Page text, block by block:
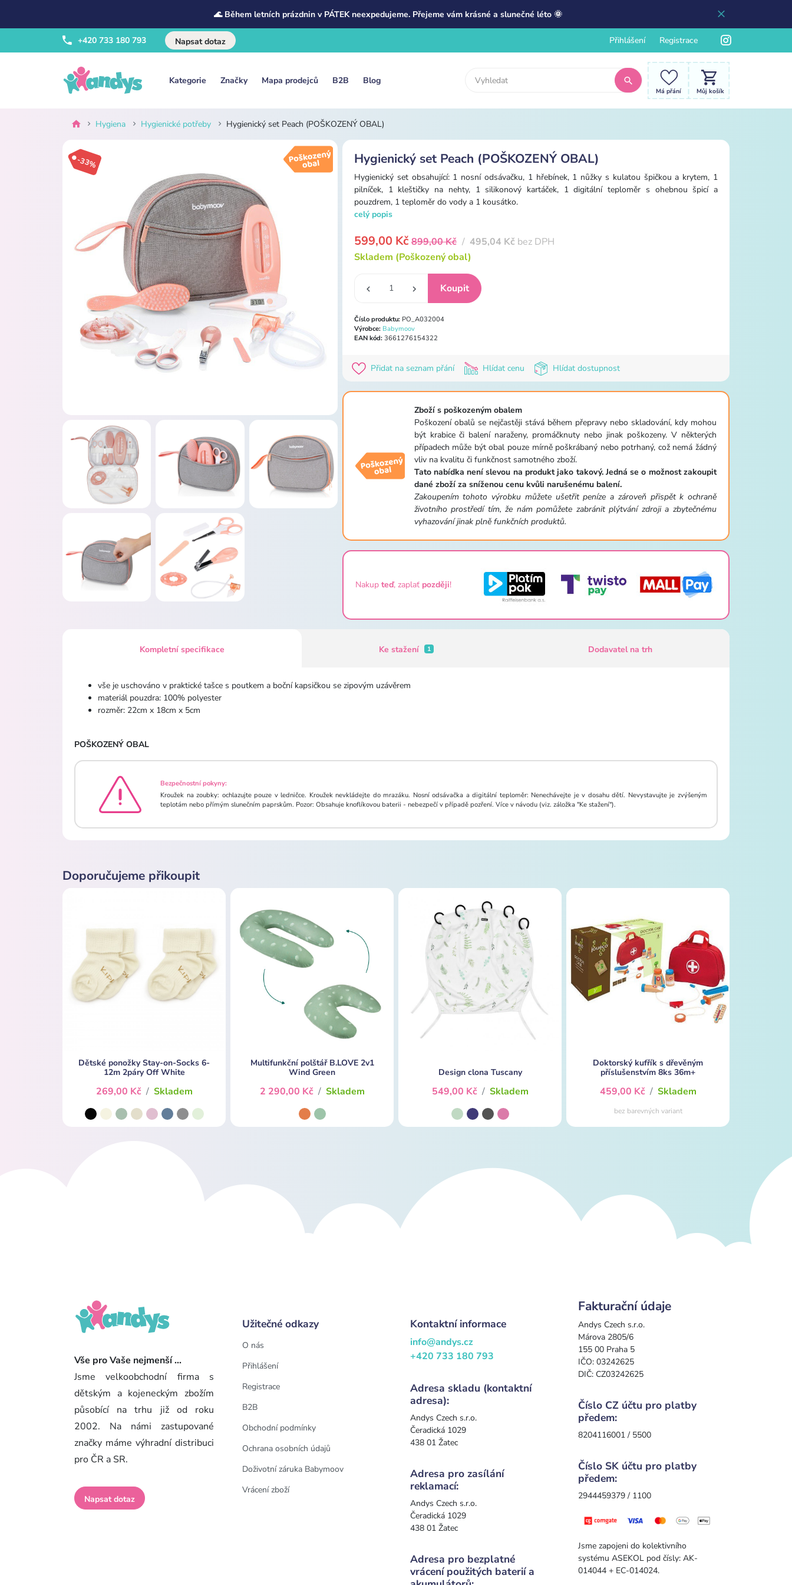
🌊 Během letních prázdnin v PÁTEK neexpedujeme. Přejeme vám krásné a slunečné léto 🌞
+420 733 180 793 Napsat dotaz Přihlášení Registrace
Kategorie Značky Mapa prodejců B2B Blog
Má přání Můj košík
Hygiena Hygienické potřeby Hygienický set Peach (POŠKOZENÝ OBAL)
-33% Hygienický set Peach (POŠKOZENÝ OBAL)
Hygienický set obsahující: 1 nosní odsávačku, 1 hřebínek, 1 nůžky s kulatou špičkou a krytem, 1
pilníček, 1 kleštičky na nehty, 1 silikonový kartáček, 1 digitální teploměr s ohebnou špicí a
pouzdrem, 1 teploměr do vody a 1 kousátko.
celý popis
599,00 Kč 899,00 Kč / 495,04 Kč bez DPH
Skladem (Poškozený obal)
Číslo produktu: PO_A032004
Výrobce: Babymoov
EAN kód: 3661276154322
Přidat na seznam přání Hlídat cenu Hlídat dostupnost
Zboží s poškozeným obalem
Poškození obalů se nejčastěji stává během přepravy nebo skladování, kdy mohou
být krabice či balení naraženy, promáčknuty nebo jinak poškozeny. V některých
případech může být obal pouze mírně poškrábaný nebo potrhaný, což nemá žádný
vliv na kvalitu či funkčnost samotného zboží.
Tato nabídka není slevou na produkt jako takový. Jedná se o možnost zakoupit
dané zboží za sníženou cenu kvůli narušenému balení.
Zakoupením tohoto výrobku můžete ušetřit peníze a zároveň přispět k ochraně
životního prostředí tím, že nám pomůžete zabránit plýtvání zdroji a zbytečnému
vyhazování jinak plně funkčních produktů.
Nakup teď, zaplať později!
Kompletní specifikace Ke stažení 1 Dodavatel na trh
vše je uschováno v praktické tašce s poutkem a boční kapsičkou se zipovým uzávěrem
materiál pouzdra: 100% polyester
rozměr: 22cm x 18cm x 5cm
POŠKOZENÝ OBAL
Bezpečnostní pokyny:
Kroužek na zoubky: ochlazujte pouze v ledničce. Kroužek nevkládejte do mrazáku. Nosní odsávačka a digitální teploměr: Nenechávejte je v dosahu dětí. Nevystavujte je zvýšeným
teplotám nebo přímým slunečním paprskům. Pozor: Obsahuje knoflíkovou baterii - nebezpečí v případě pozření. Více v návodu (viz. záložka "Ke stažení").
Doporučujeme přikoupit
Dětské ponožky Stay-on-Socks 6-
12m 2páry Off White
269,00 Kč / Skladem
Multifunkční polštář B.LOVE 2v1
Wind Green
2 290,00 Kč / Skladem
Design clona Tuscany
549,00 Kč / Skladem
Doktorský kufřík s dřevěným
příslušenstvím 8ks 36m+
459,00 Kč / Skladem
bez barevných variant
Vše pro Vaše nejmenší ...
Jsme velkoobchodní firma s
dětským a kojeneckým zbožím
působící na trhu již od roku
2002. Na námi zastupované
značky máme výhradní distribuci
pro ČR a SR.
Napsat dotaz
Užitečné odkazy
O nás
Přihlášení
Registrace
B2B
Obchodní podmínky
Ochrana osobních údajů
Doživotní záruka Babymoov
Vrácení zboží
Kontaktní informace
info@andys.cz
+420 733 180 793
Adresa skladu (kontaktní
adresa):
Andys Czech s.r.o.
Čeradická 1029
438 01 Žatec
Adresa pro zasílání
reklamací:
Andys Czech s.r.o.
Čeradická 1029
438 01 Žatec
Adresa pro bezplatné
vrácení použitých baterií a
Fakturační údaje
Andys Czech s.r.o.
Márova 2805/6
155 00 Praha 5
IČO: 03242625
DIČ: CZ03242625
Číslo CZ účtu pro platby
předem:
8204116001 / 5500
Číslo SK účtu pro platby
předem:
2944459379 / 1100
Jsme zapojeni do kolektivního
systému ASEKOL pod čísly: AK-
014044 + EC-014024.